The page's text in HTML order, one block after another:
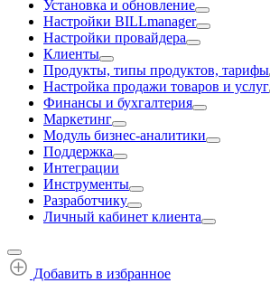
Установка и обновление
Настройки BILLmanager
Настройки провайдера
Клиенты
Продукты, типы продуктов, тарифы
Настройка продажи товаров и услуг
Финансы и бухгалтерия
Маркетинг
Модуль бизнес-аналитики
Поддержка
Интеграции
Инструменты
Разработчику
Личный кабинет клиента
Добавить в избранное